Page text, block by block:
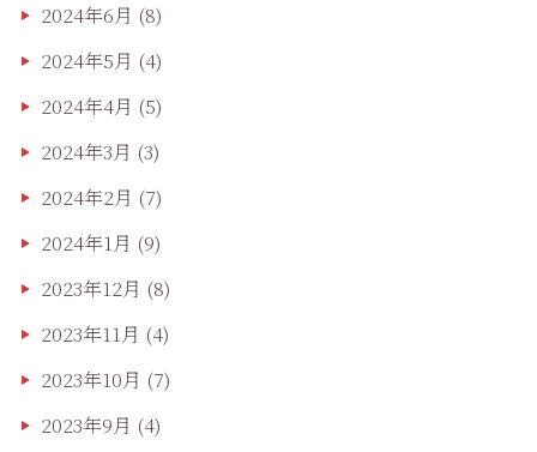
2024年6月 (8)
2024年5月 (4)
2024年4月 (5)
2024年3月 (3)
2024年2月 (7)
2024年1月 (9)
2023年12月 (8)
2023年11月 (4)
2023年10月 (7)
2023年9月 (4)